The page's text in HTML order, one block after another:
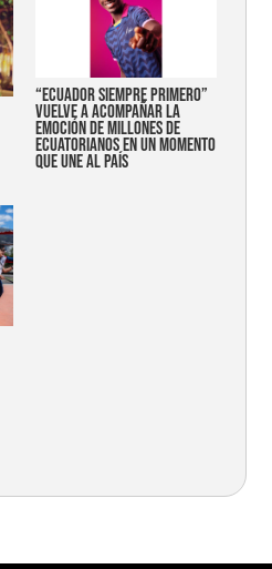
“Ecuador siempre primero”
vuelve a acompañar la
emoción de millones de
ecuatorianos en un momento
que une al país